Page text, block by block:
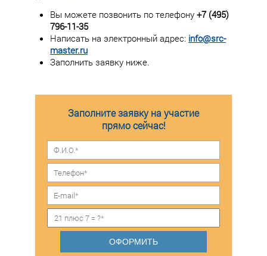
Вы можете позвонить по телефону +7 (495)
796-11-35
Написать на электронный адрес: info@src-
master.ru
Заполнить заявку ниже.
Заполните заявку на участие
прямо сейчас!
ОФОРМИТЬ